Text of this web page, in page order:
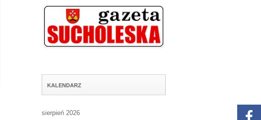
KALENDARZ
sierpień 2026